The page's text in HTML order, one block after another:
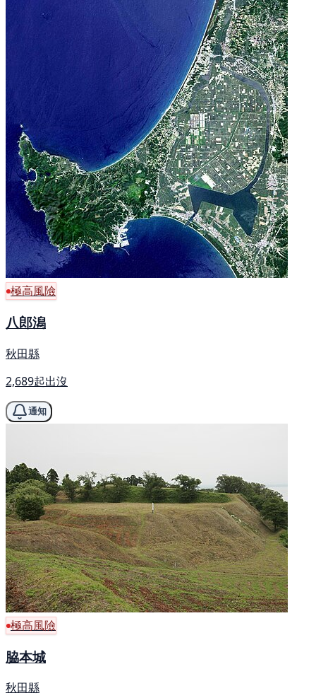
極高風險
八郎潟
秋田縣
2,689起出沒
通知
極高風險
脇本城
秋田縣